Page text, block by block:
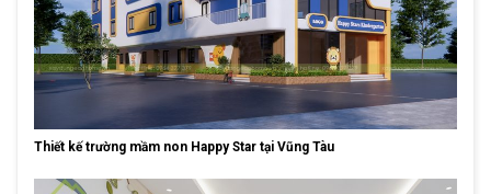
Thiết kế trường mầm non Happy Star tại Vũng Tàu